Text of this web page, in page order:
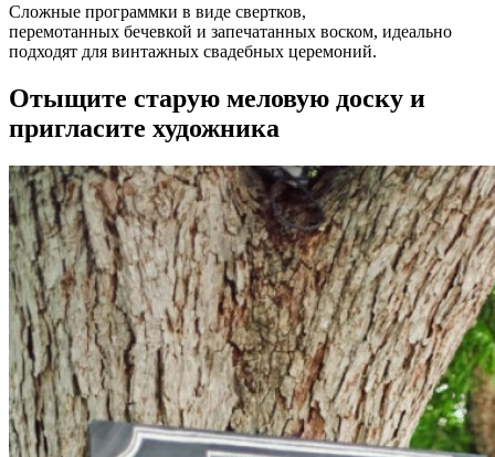
Сложные программки в виде свертков,
перемотанных бечевкой и запечатанных воском, идеально
подходят для винтажных свадебных церемоний.
Отыщите старую меловую доску и
пригласите художника